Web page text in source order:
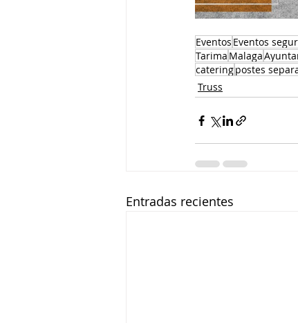
Eventos Eventos
Tarima Malaga
cateringpostes
Truss
Entradas recientes